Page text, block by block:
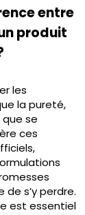
entre
produit
les
la pureté,
se
ces
de s’y perdre.
est essentiel